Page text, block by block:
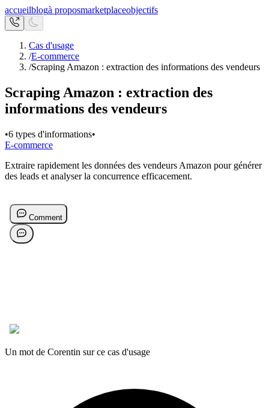
accueilblogà proposmarketplaceobjectifs
Cas d'usage
/E-commerce
/Scraping Amazon : extraction des informations des vendeurs
Scraping Amazon : extraction des
informations des vendeurs
•6 types d'informations•
E-commerce
Extraire rapidement les données des vendeurs Amazon pour générer
des leads et analyser la concurrence efficacement.
Un mot de Corentin sur ce cas d'usage